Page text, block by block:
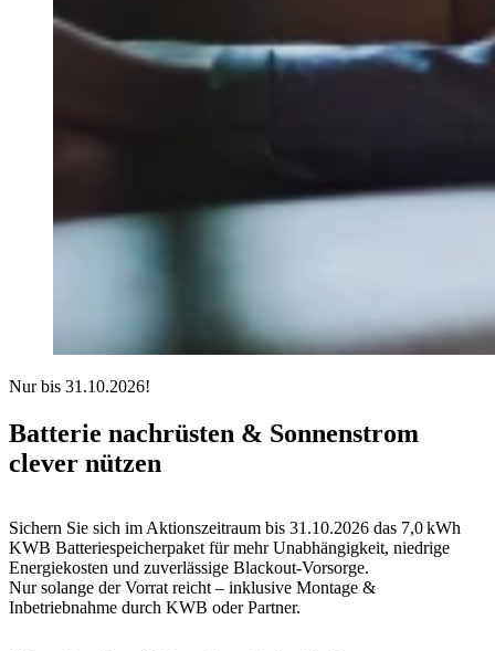
Nur bis 31.10.2026!
Batterie nachrüsten & Sonnenstrom
clever nützen
Sichern Sie sich im Aktionszeitraum bis 31.10.2026 das 7,0 kWh
KWB Batteriespeicherpaket für mehr Unabhängigkeit, niedrige
Energiekosten und zuverlässige Blackout-Vorsorge.
Nur solange der Vorrat reicht – inklusive Montage &
Inbetriebnahme durch KWB oder Partner.